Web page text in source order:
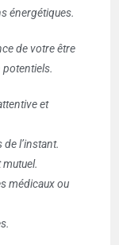
énergétiques.
de votre être
et
l’instant.
médicaux ou